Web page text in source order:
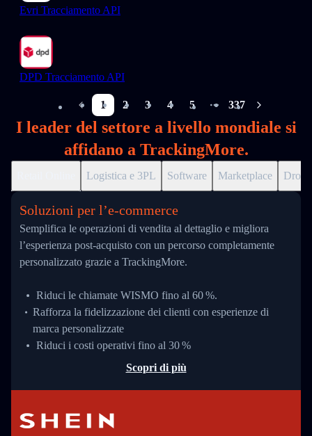
Evri Tracciamento API
DPD Tracciamento API
1 2 3 4 5
More pages
337
I leader del settore a livello mondiale si
affidano a TrackingMore.
Logistica e 3PL Software Marketplace
Soluzioni per l’e‑commerce
Semplifica le operazioni di vendita al dettaglio e migliora
l’esperienza post-acquisto con un percorso completamente
personalizzato grazie a TrackingMore.
Riduci le chiamate WISMO fino al 60 %.
Rafforza la fidelizzazione dei clienti con esperienze di
marca personalizzate
Riduci i costi operativi fino al 30 %
Scopri di più